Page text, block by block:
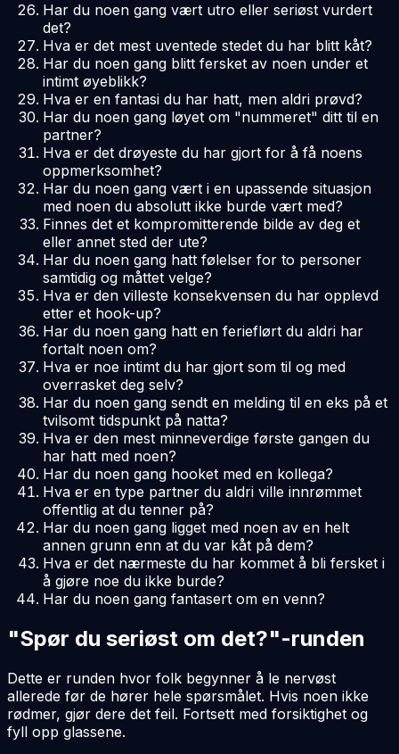
Har du noen gang vært utro eller seriøst vurdert
det?
Hva er det mest uventede stedet du har blitt kåt?
Har du noen gang blitt fersket av noen under et
intimt øyeblikk?
Hva er en fantasi du har hatt, men aldri prøvd?
Har du noen gang løyet om "nummeret" ditt til en
partner?
Hva er det drøyeste du har gjort for å få noens
oppmerksomhet?
Har du noen gang vært i en upassende situasjon
med noen du absolutt ikke burde vært med?
Finnes det et kompromitterende bilde av deg et
eller annet sted der ute?
Har du noen gang hatt følelser for to personer
samtidig og måttet velge?
Hva er den villeste konsekvensen du har opplevd
etter et hook-up?
Har du noen gang hatt en ferieflørt du aldri har
fortalt noen om?
Hva er noe intimt du har gjort som til og med
overrasket deg selv?
Har du noen gang sendt en melding til en eks på et
tvilsomt tidspunkt på natta?
Hva er den mest minneverdige første gangen du
har hatt med noen?
Har du noen gang hooket med en kollega?
Hva er en type partner du aldri ville innrømmet
offentlig at du tenner på?
Har du noen gang ligget med noen av en helt
annen grunn enn at du var kåt på dem?
Hva er det nærmeste du har kommet å bli fersket i
å gjøre noe du ikke burde?
Har du noen gang fantasert om en venn?
"Spør du seriøst om det?"-runden
Dette er runden hvor folk begynner å le nervøst
allerede før de hører hele spørsmålet. Hvis noen ikke
rødmer, gjør dere det feil. Fortsett med forsiktighet og
fyll opp glassene.